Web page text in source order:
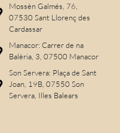
Mossèn Galmés, 76,
07530 Sant Llorenç des
Cardassar
Manacor: Carrer de na
Balèria, 3, 07500 Manacor
Son Servera: Plaça de Sant
Joan, 19B, 07550 Son
Servera, Illes Balears